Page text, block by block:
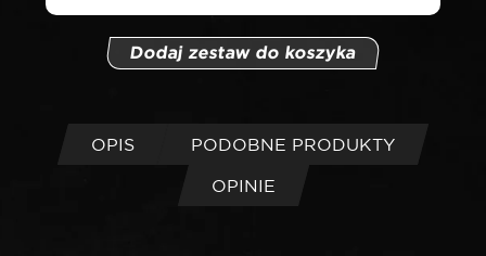
wynosiła:
247,22 zł.
wynosi:
239 zł.
Dodaj zestaw do koszyka
OPIS
PODOBNE PRODUKTY
OPINIE